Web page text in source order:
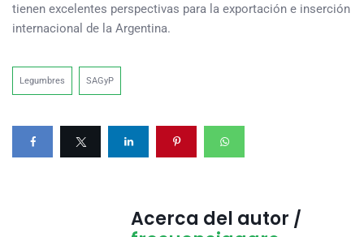
tienen excelentes perspectivas para la exportación e inserción
internacional de la Argentina.
Legumbres SAGyP
Acerca del autor /